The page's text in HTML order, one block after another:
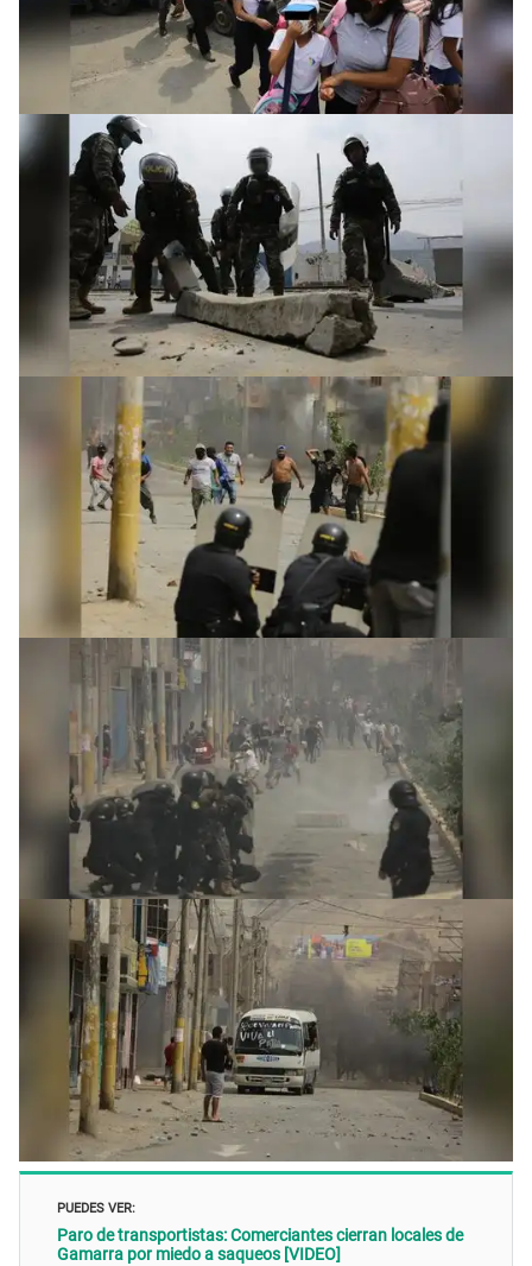
PUEDES VER:
Paro de transportistas: Comerciantes cierran locales de
Gamarra por miedo a saqueos [VIDEO]